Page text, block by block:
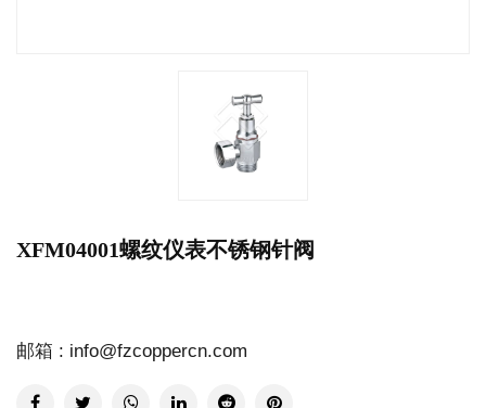
XFM04001螺纹仪表不锈钢针阀
邮箱 : info@fzcoppercn.com